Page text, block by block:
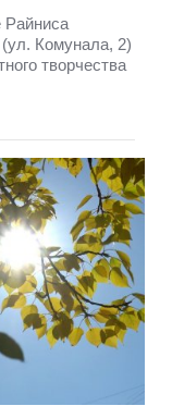
Райниса
(ул. Комунала, 2)
творчества